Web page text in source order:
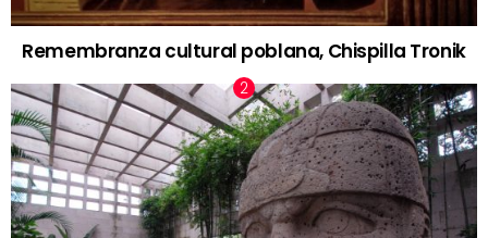
Remembranza cultural poblana, Chispilla Tronik